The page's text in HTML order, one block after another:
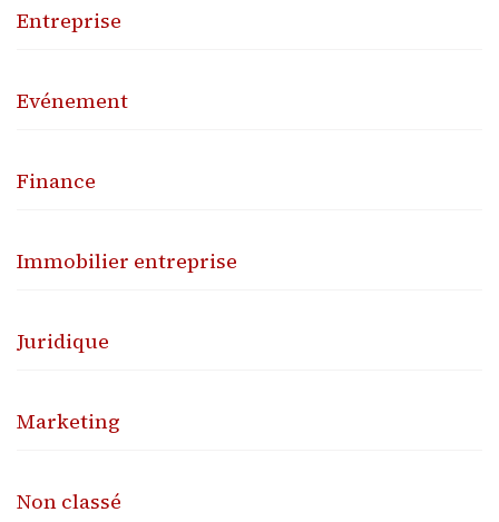
Entreprise
Evénement
Finance
Immobilier entreprise
Juridique
Marketing
Non classé